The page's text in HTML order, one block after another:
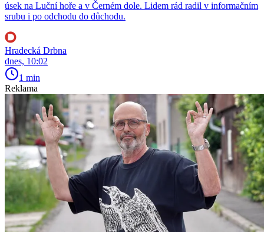
úsek na Luční hoře a v Černém dole. Lidem rád radil v informačním
srubu i po odchodu do důchodu.
Hradecká Drbna
dnes, 10:02
1 min
Reklama